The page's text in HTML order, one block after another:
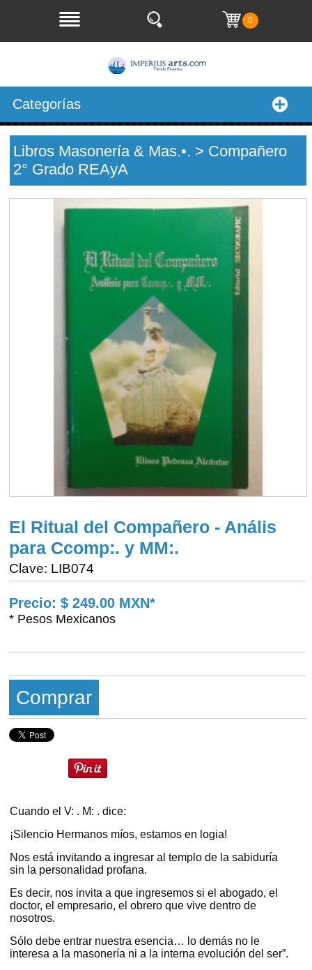
0
Categorías
Libros Masonería & Mas.•. > Compañero
2° Grado REAyA
El Ritual del Compañero - Anális
para Ccomp:. y MM:.
Clave: LIB074
Precio: $ 249.00 MXN*
* Pesos Mexicanos
Comprar
Cuando el V: . M: . dice:
¡Silencio Hermanos míos, estamos en logia!
Nos está invitando a ingresar al templo de la sabiduría
sin la personalidad profana.
Es decir, nos invita a que ingresemos si el abogado, el
doctor, el empresario, el obrero que vive dentro de
nosotros.
Sólo debe entrar nuestra esencia… lo demás no le
interesa a la masonería ni a la interna evolución del ser”.